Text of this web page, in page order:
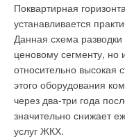
Поквартирная
устанавливается
Данная схема
ценовому сегменту, но
относительно высокая
этого оборудования
через два-три года
значительно снижает
услуг ЖКХ.
Рис.
из
насоса к фактической
двигателя
для ввода в
времени ввода в
нерегулируемого